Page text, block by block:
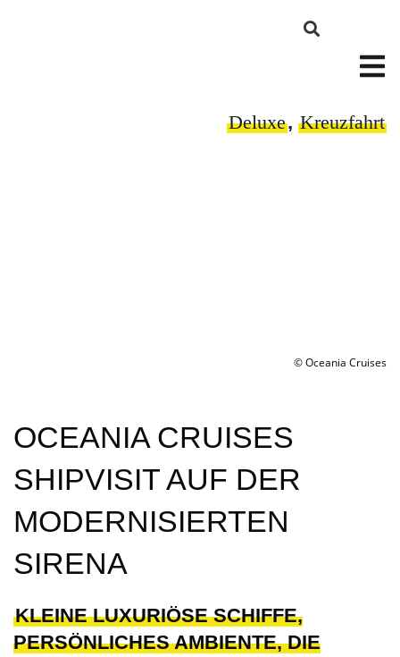
Deluxe, Kreuzfahrt
© Oceania Cruises
OCEANIA CRUISES
SHIPVISIT AUF DER
MODERNISIERTEN
SIRENA
KLEINE LUXURIÖSE SCHIFFE,
PERSÖNLICHES AMBIENTE, DIE